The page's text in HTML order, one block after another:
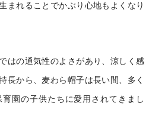
まれることでかぶり心地もよくなり
はの通気性のよさがあり、涼しく感
長から、麦わら帽子は長い間、多く
園の子供たちに愛用されてきまし